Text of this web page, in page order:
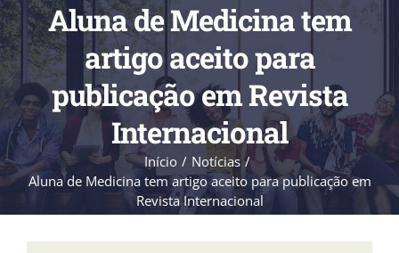
Aluna de Medicina tem
artigo aceito para
publicação em Revista
Internacional
Início
Notícias
Aluna de Medicina tem artigo aceito para publicação em
Revista Internacional